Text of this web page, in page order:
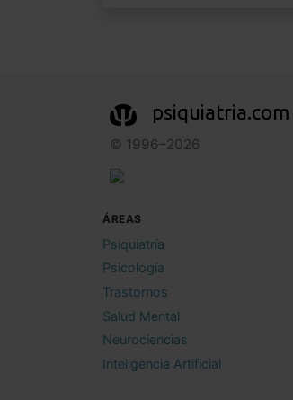
psiquiatria.com
© 1996–2026
ÁREAS
Psiquiatría
Psicología
Trastornos
Salud Mental
Neurociencias
Inteligencia Artificial